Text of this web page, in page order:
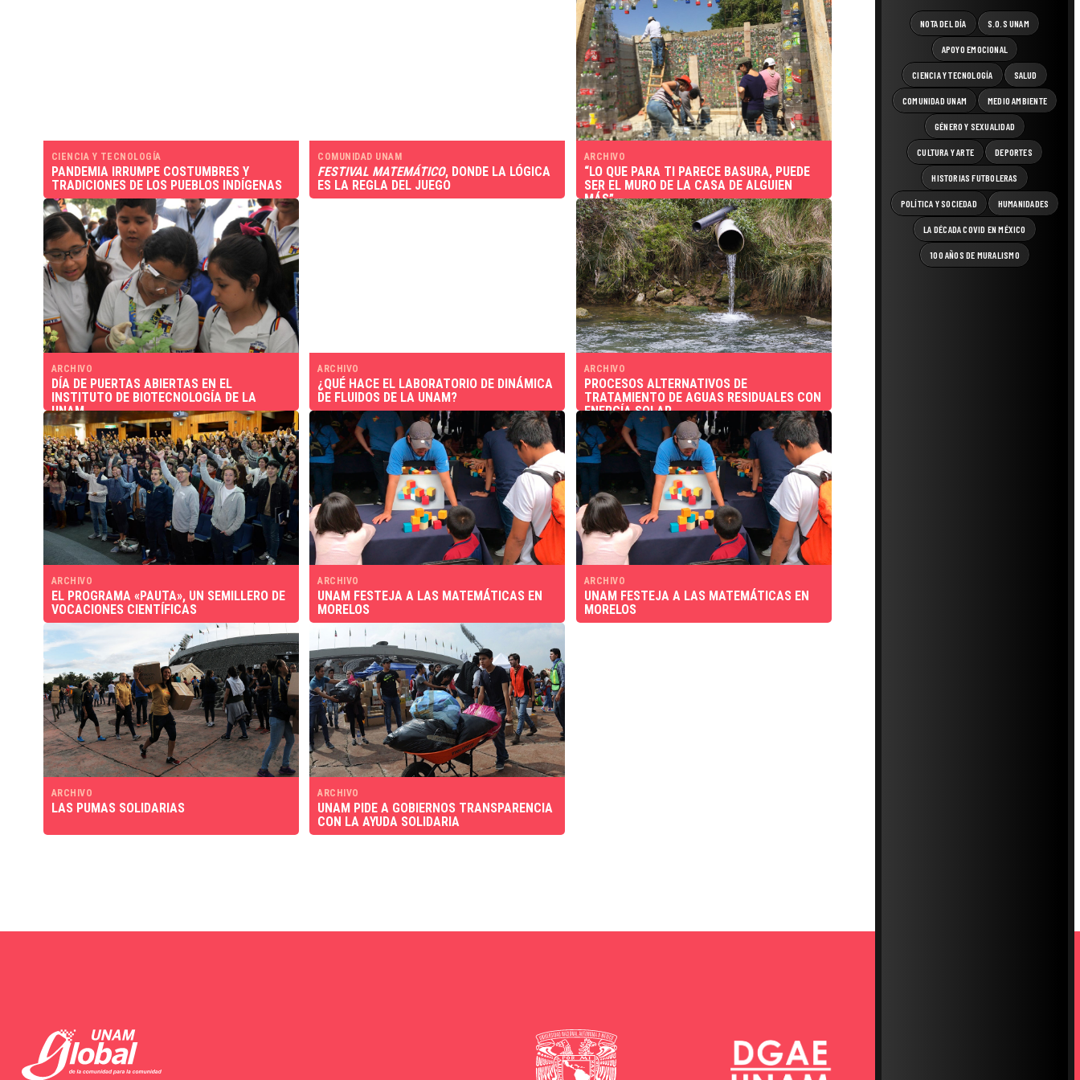
NOTA DEL DÍA S.O.S UNAM
APOYO EMOCIONAL
CIENCIA Y TECNOLOGÍA SALUD
COMUNIDAD UNAM MEDIO AMBIENTE
GÉNERO Y SEXUALIDAD
CULTURA Y ARTE DEPORTES
HISTORIAS FUTBOLERAS
POLÍTICA Y SOCIEDAD HUMANIDADES
LA DÉCADA COVID EN MÉXICO
100 AÑOS DE MURALISMO
CIENCIA Y TECNOLOGÍA
PANDEMIA IRRUMPE COSTUMBRES Y
TRADICIONES DE LOS PUEBLOS INDÍGENAS
COMUNIDAD UNAM
FESTIVAL MATEMÁTICO, DONDE LA LÓGICA
ES LA REGLA DEL JUEGO
ARCHIVO
“LO QUE PARA TI PARECE BASURA, PUEDE
SER EL MURO DE LA CASA DE ALGUIEN
MÁS”
ARCHIVO
DÍA DE PUERTAS ABIERTAS EN EL
INSTITUTO DE BIOTECNOLOGÍA DE LA
UNAM
ARCHIVO
¿QUÉ HACE EL LABORATORIO DE DINÁMICA
DE FLUIDOS DE LA UNAM?
ARCHIVO
PROCESOS ALTERNATIVOS DE
TRATAMIENTO DE AGUAS RESIDUALES CON
ENERGÍA SOLAR
ARCHIVO
EL PROGRAMA «PAUTA», UN SEMILLERO DE
VOCACIONES CIENTÍFICAS
ARCHIVO
UNAM FESTEJA A LAS MATEMÁTICAS EN
MORELOS
ARCHIVO
UNAM FESTEJA A LAS MATEMÁTICAS EN
MORELOS
ARCHIVO
LAS PUMAS SOLIDARIAS
ARCHIVO
UNAM PIDE A GOBIERNOS TRANSPARENCIA
CON LA AYUDA SOLIDARIA